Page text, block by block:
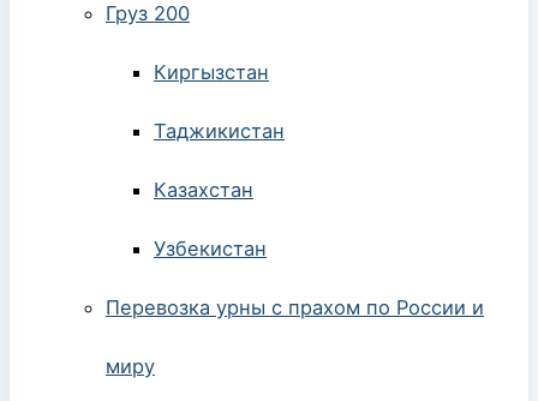
Груз 200
Киргызстан
Таджикистан
Казахстан
Узбекистан
Перевозка урны с прахом по России и
миру